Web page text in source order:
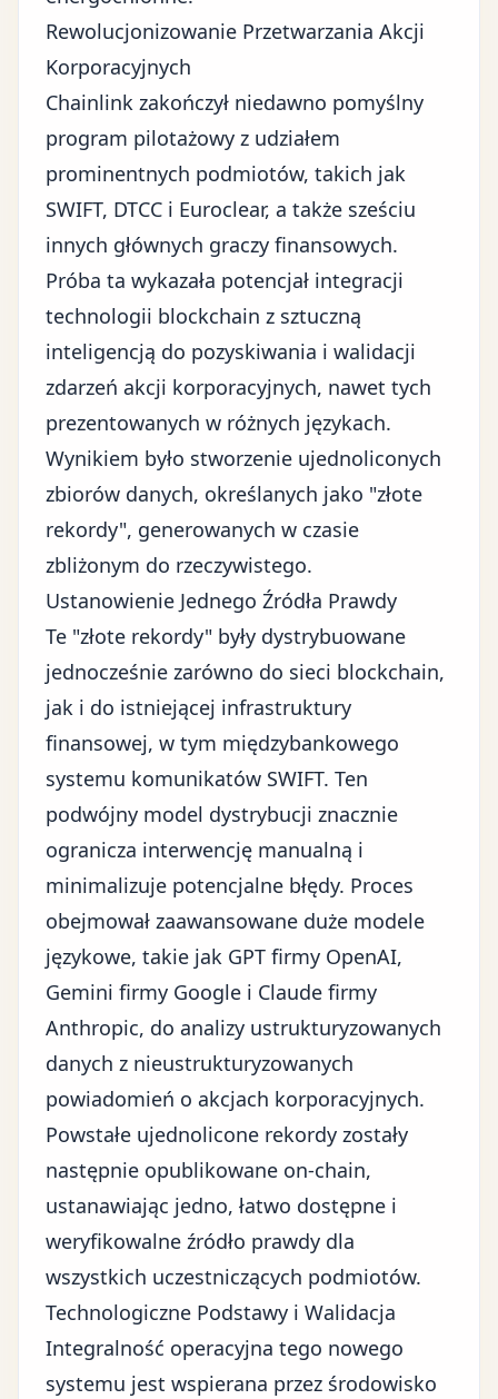
Rewolucjonizowanie Przetwarzania Akcji
Korporacyjnych
Chainlink zakończył niedawno pomyślny
program pilotażowy z udziałem
prominentnych podmiotów, takich jak
SWIFT, DTCC i Euroclear, a także sześciu
innych głównych graczy finansowych.
Próba ta wykazała potencjał integracji
technologii blockchain z sztuczną
inteligencją do pozyskiwania i walidacji
zdarzeń akcji korporacyjnych, nawet tych
prezentowanych w różnych językach.
Wynikiem było stworzenie ujednoliconych
zbiorów danych, określanych jako "złote
rekordy", generowanych w czasie
zbliżonym do rzeczywistego.
Ustanowienie Jednego Źródła Prawdy
Te "złote rekordy" były dystrybuowane
jednocześnie zarówno do sieci blockchain,
jak i do istniejącej infrastruktury
finansowej, w tym międzybankowego
systemu komunikatów SWIFT. Ten
podwójny model dystrybucji znacznie
ogranicza interwencję manualną i
minimalizuje potencjalne błędy. Proces
obejmował zaawansowane duże modele
językowe, takie jak GPT firmy OpenAI,
Gemini firmy Google i Claude firmy
Anthropic, do analizy ustrukturyzowanych
danych z nieustrukturyzowanych
powiadomień o akcjach korporacyjnych.
Powstałe ujednolicone rekordy zostały
następnie opublikowane on-chain,
ustanawiając jedno, łatwo dostępne i
weryfikowalne źródło prawdy dla
wszystkich uczestniczących podmiotów.
Technologiczne Podstawy i Walidacja
Integralność operacyjna tego nowego
systemu jest wspierana przez środowisko